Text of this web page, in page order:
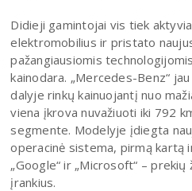
Didieji gamintojai vis tiek
elektromobilius ir pristato
pažangiausiomis
kainodara. „Mercedes-Benz“
dalyje rinkų kainuojantį nuo
viena įkrova nuvažiuoti iki 792
segmente. Modelyje įdiegta
operacinė sistema, pirmą kartą
„Google“ ir „Microsoft“ –
įrankius.